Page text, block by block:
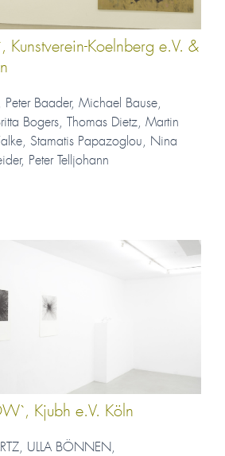
Kunstverein-Koelnberg e.V. &
Baader, Michael Bause,
Bogers, Thomas Dietz, Martin
Stamatis Papazoglou, Nina
Peter Telljohann
Kjubh e.V. Köln
ULLA BÖNNEN,